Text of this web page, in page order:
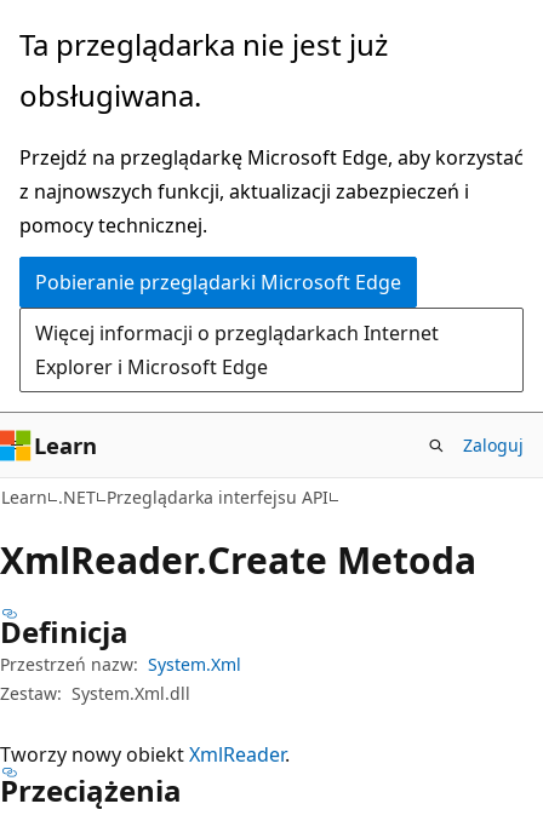
Przejdź
głównej
Przejdź
nawigacji
stronie
Ta przeglądarka nie jest już
obsługiwana.
Przejdź na przeglądarkę Microsoft Edge, aby korzystać
z najnowszych funkcji, aktualizacji zabezpieczeń i
pomocy technicznej.
Pobieranie przeglądarki Microsoft Edge
Więcej informacji o przeglądarkach Internet
Explorer i Microsoft Edge
Learn Zaloguj
Learn .NET Przeglądarka interfejsu API
XmlReader.Create Metoda
Definicja
Przestrzeń nazw: System.Xml
Zestaw: System.Xml.dll
Tworzy nowy obiektXmlReader.
Przeciążenia